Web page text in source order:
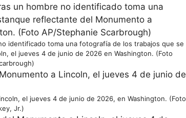
identificado toma una fotografía de los trabajos que se
el jueves 4 de junio de 2026 en Washington. (Foto
el jueves 4 de junio de 2026, en Washington. (Foto
Jr.)